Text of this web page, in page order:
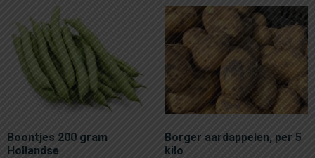
Boontjes 200 gram
Hollandse
Borger aardappelen, per 5
kilo